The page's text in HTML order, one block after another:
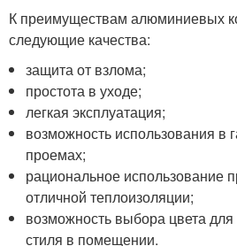
К преимуществам алюминиевых
следующие качества:
защита от взлома;
простота в уходе;
легкая эксплуатация;
возможность использования в
проемах;
рациональное использование
отличной теплоизоляции;
возможность выбора цвета
стиля в помещении.